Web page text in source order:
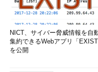
する送信用サーバーであり、メール
はISPのサポート情報などから確
後に説明する）。
（8）こちらを選ぶ。
（9）SMTPサーバーの名前（
（10）
SMTPサーバーの待ち受
NICT、サイバー脅威情報を自
集約できるWebアプリ「EXIST
を公開